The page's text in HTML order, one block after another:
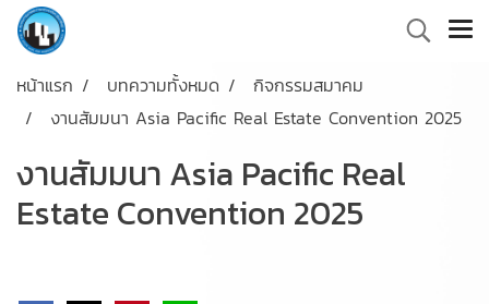
หน้าแรก บทความทั้งหมด
กิจกรรมสมาคม
งานสัมมนา Asia Pacific Real Estate Convention 2025
งานสัมมนา Asia Pacific Real
Estate Convention 2025